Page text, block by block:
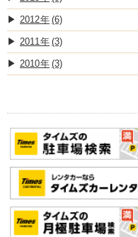
2012 (6)
2011 (3)
2010 (3)